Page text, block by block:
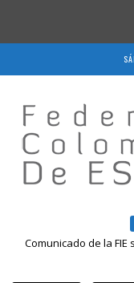
Comunicado de la